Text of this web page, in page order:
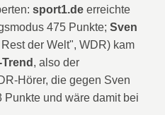
sport1.de erreichte
475 Punkte;Sven
der Welt", WDR) kam
, also der
Hörer, die gegen Sven
Punkte und wäre damit bei